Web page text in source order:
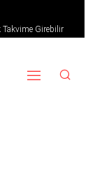
Takvime Girebilir